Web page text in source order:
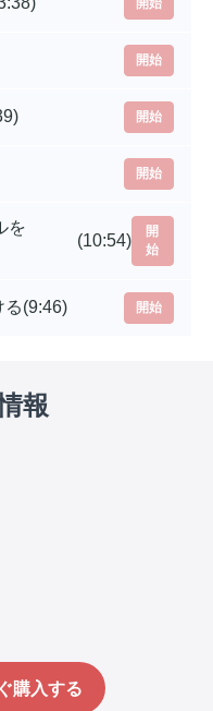
開始
開始
開始
を
(10:54)
開
始
る(9:46) 開始
報
購入する